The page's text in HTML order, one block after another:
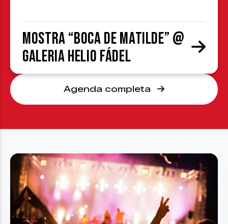
Mostra “Boca de Matilde” @
Galeria Helio Fádel
Agenda completa